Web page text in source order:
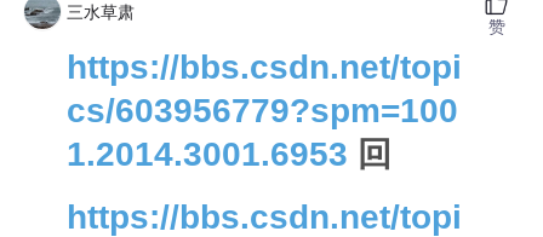
三水草肃
https://bbs.csdn.net/topi
cs/603956779?spm=100
1.2014.3001.6953 回
https://bbs.csdn.net/topi
赞